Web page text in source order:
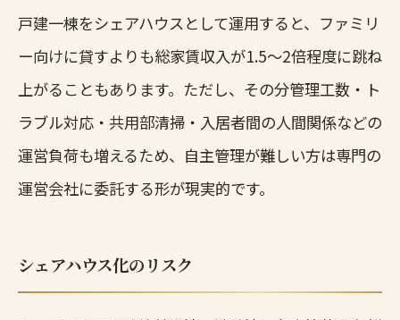
戸建一棟をシェアハウスとして運用すると、ファミリ
ー向けに貸すよりも総家賃収入が1.5〜2倍程度に跳ね
上がることもあります。ただし、その分管理工数・ト
ラブル対応・共用部清掃・入居者間の人間関係などの
運営負荷も増えるため、自主管理が難しい方は専門の
運営会社に委託する形が現実的です。
シェアハウス化のリスク